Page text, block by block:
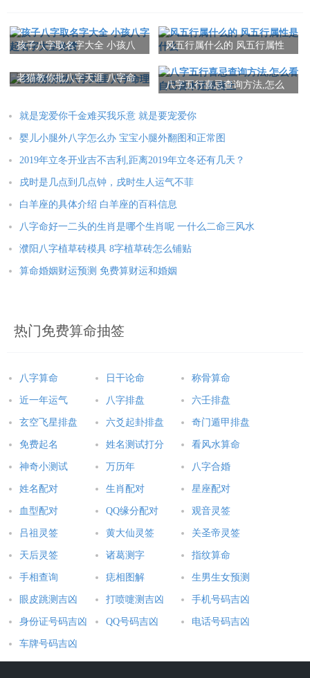
帮助。
本文： 四柱八字看生男生女举例 八字四柱如何看
孩子八字取名字大全 小孩八
风五行属什么的 风五行属性
老猫教你批八字天涯 八字命
八字五行喜忌查询方法,怎么
就是宠爱你千金难买我乐意 就是要宠爱你
婴儿小腿外八字怎么办 宝宝小腿外翻图和正常图
2019年立冬开业吉不吉利,距离2019年立冬还有几天？
戌时是几点到几点钟，戌时生人运气不菲
白羊座的具体介绍 白羊座的百科信息
八字命好一二头的生肖是哪个生肖呢 一什么二命三风水
濮阳八字植草砖模具 8字植草砖怎么铺贴
算命婚姻财运预测 免费算财运和婚姻
热门免费算命抽签
八字算命 日干论命 称骨算命
近一年运气 八字排盘 六壬排盘
玄空飞星排盘 六爻起卦排盘 奇门遁甲排盘
免费起名 姓名测试打分 看风水算命
神奇小测试 万历年 八字合婚
姓名配对 生肖配对 星座配对
血型配对 QQ缘分配对 观音灵签
吕祖灵签 黄大仙灵签 关圣帝灵签
天后灵签 诸葛测字 指纹算命
手相查询 痣相图解 生男生女预测
眼皮跳测吉凶 打喷嚏测吉凶 手机号码吉凶
身份证号码吉凶 QQ号码吉凶 电话号码吉凶
车牌号码吉凶